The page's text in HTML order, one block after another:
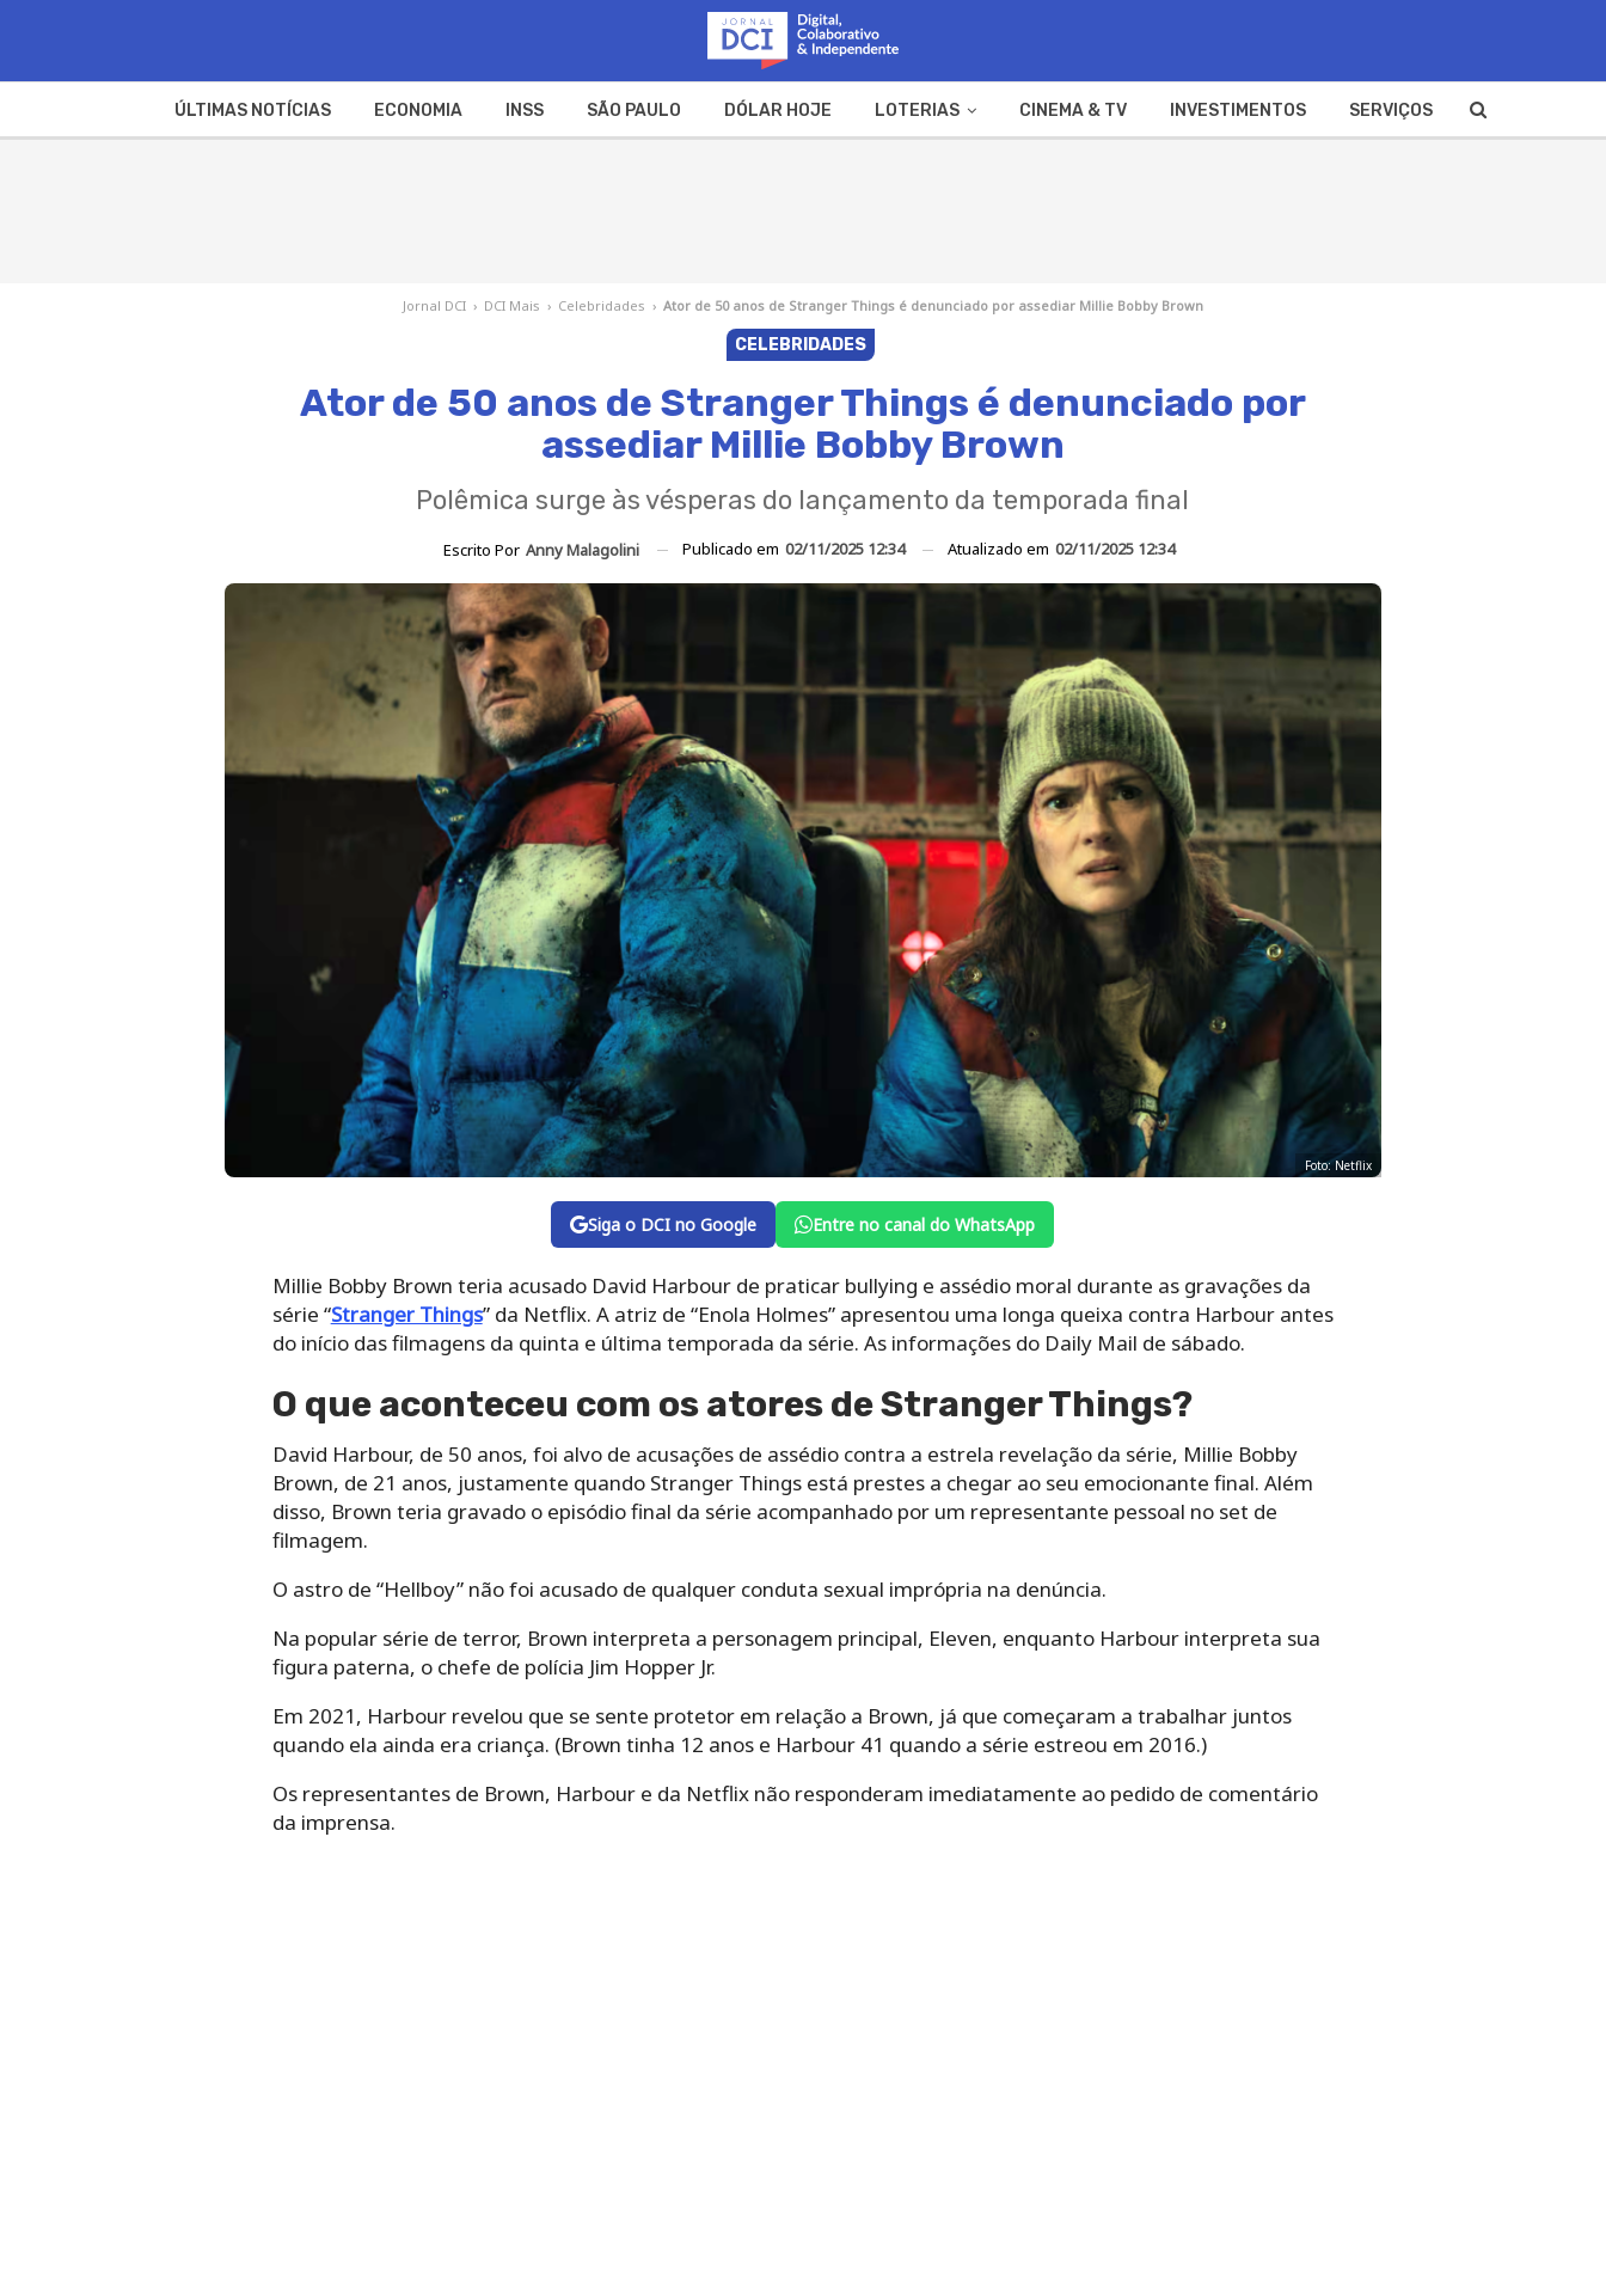
ÚLTIMAS NOTÍCIAS ECONOMIA INSS SÃO PAULO DÓLAR HOJE LOTERIAS CINEMA & TV INVESTIMENTOS SERVIÇOS
Jornal DCI › DCI Mais › Celebridades › Ator de 50 anos de Stranger Things é denunciado por assediar Millie Bobby Brown
CELEBRIDADES
Ator de 50 anos de Stranger Things é denunciado por
assediar Millie Bobby Brown
Polêmica surge às vésperas do lançamento da temporada final
Escrito Por Anny Malagolini Publicado em 02/11/2025 12:34 Atualizado em 02/11/2025 12:34
Foto: Netflix
Siga o DCI no Google Entre no canal do WhatsApp
Millie Bobby Brown teria acusado David Harbour de praticar bullying e assédio moral durante as gravações da
série “Stranger Things” da Netflix. A atriz de “Enola Holmes” apresentou uma longa queixa contra Harbour antes
do início das filmagens da quinta e última temporada da série. As informações do Daily Mail de sábado.
O que aconteceu com os atores de Stranger Things?
David Harbour, de 50 anos, foi alvo de acusações de assédio contra a estrela revelação da série, Millie Bobby
Brown, de 21 anos, justamente quando Stranger Things está prestes a chegar ao seu emocionante final. Além
disso, Brown teria gravado o episódio final da série acompanhado por um representante pessoal no set de
filmagem.
O astro de “Hellboy” não foi acusado de qualquer conduta sexual imprópria na denúncia.
Na popular série de terror, Brown interpreta a personagem principal, Eleven, enquanto Harbour interpreta sua
figura paterna, o chefe de polícia Jim Hopper Jr.
Em 2021, Harbour revelou que se sente protetor em relação a Brown, já que começaram a trabalhar juntos
quando ela ainda era criança. (Brown tinha 12 anos e Harbour 41 quando a série estreou em 2016.)
Os representantes de Brown, Harbour e da Netflix não responderam imediatamente ao pedido de comentário
da imprensa.